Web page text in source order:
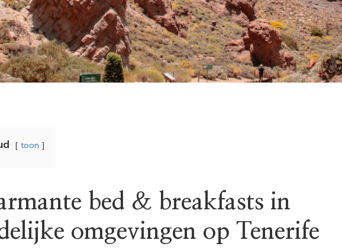
toon
bed & breakfasts in
omgevingen op Tenerife